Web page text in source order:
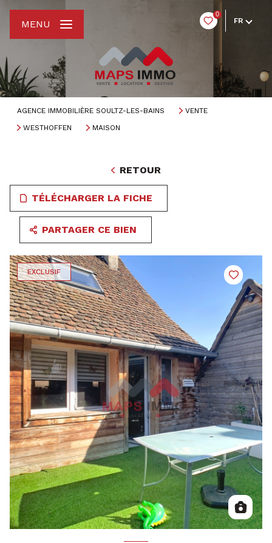
0
FR
MENU
AGENCE IMMOBILIÈRE SOULTZ-LES-BAINS
VENTE
WESTHOFFEN
MAISON
RETOUR
TÉLÉCHARGER LA FICHE
PARTAGER CE BIEN
EXCLUSIF